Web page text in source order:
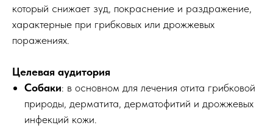
который снижает зуд, покраснение и раздражение,
характерные при грибковых или дрожжевых
поражениях.
Целевая аудитория
Собаки: в основном для лечения отита грибковой
природы, дерматита, дерматофитий и дрожжевых
инфекций кожи.